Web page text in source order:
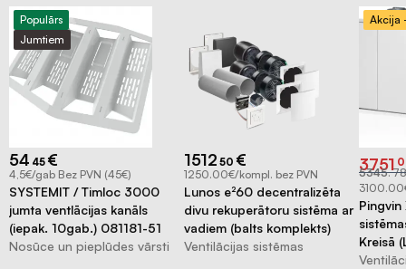
Populārs
Jumtiem
€
54 45
4,5€/gab Bez PVN (45€)
SYSTEMIT / Timloc 3000
jumta ventlācijas kanāls
(iepak. 10gab.) 081181-51
Nosūce un pieplūdes vārsti
€
1512 50
1250.00€/kompl. bez PVN
Lunos e²60 decentralizēta
divu rekuperātoru sistēma ar
vadiem (balts komplekts)
Ventilācijas sistēmas
Akcija
5345.78
price
was:
3751
Current
price
is:
Pingvin
Kreisā